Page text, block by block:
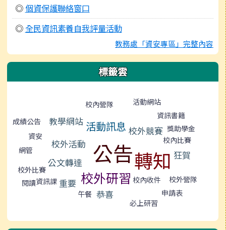
◎個資保護聯絡窗口
◎全民資訊素養自我評量活動
教務處「資安專區」完整內容
標籤雲
校內營隊
活動網站
成績公告
教學網站 活動訊息
資訊書籍
資安 校外競賽 獎助學金
網管 校外活動 公告 校內比賽
校外比賽
公文轉達 轉知 狂賀
閱讀資訊課 重要 校外研習 校內收件
校外營隊
午餐 恭喜
必上研習
申請表